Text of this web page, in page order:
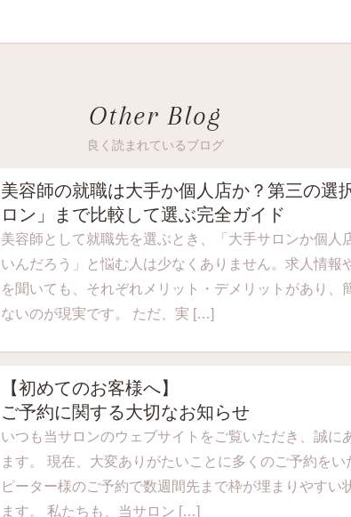
Other Blog
良く読まれているブログ
美容師の就職は大手か個人店か？第三の選
ロン」まで比較して選ぶ完全ガイド
美容師として就職先を選ぶとき、「大手サロンか個人
いんだろう」と悩む人は少なくありません。求人情報
を聞いても、それぞれメリット・デメリットがあり、
ないのが現実です。 ただ、実 […]
【初めてのお客様へ】
ご予約に関する大切なお知らせ
いつも当サロンのウェブサイトをご覧いただき、誠に
ます。 現在、大変ありがたいことに多くのご予約をい
ピーター様のご予約で数週間先まで枠が埋まりやすい
ます。 私たちも、当サロン […]